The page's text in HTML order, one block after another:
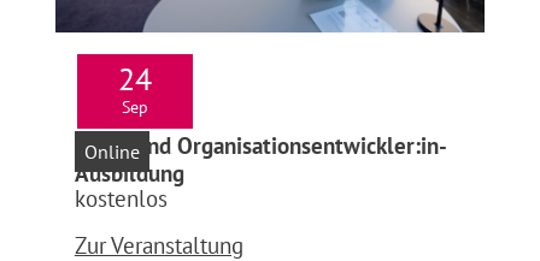
24
Sep
Infoabend Organisationsentwickler:in-
Ausbildung
Online
kostenlos
Zur Veranstaltung